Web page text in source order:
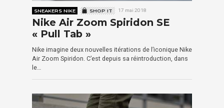
SNEAKERS NIKE SHOP IT 17 mai 2018
Nike Air Zoom Spiridon SE
« Pull Tab »
Nike imagine deux nouvelles itérations de l’iconique Nike
Air Zoom Spiridon. C’est depuis sa réintroduction, dans
le…